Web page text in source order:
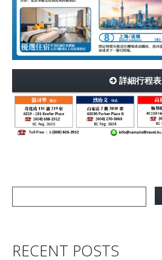
詳細行程表
RECENT POSTS